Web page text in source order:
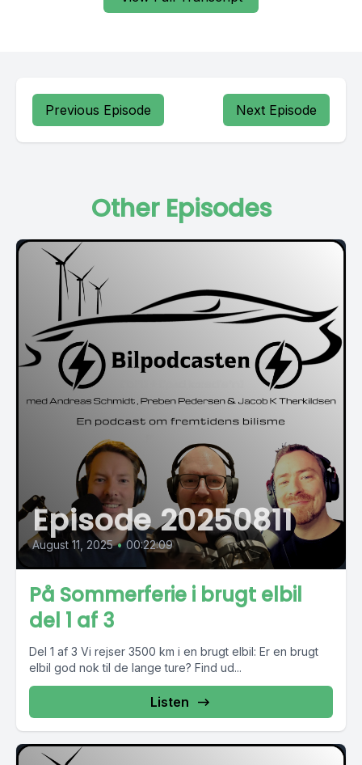
Previous Episode Next Episode
Other Episodes
Episode 20250811
August 11, 2025 • 00:22:09
På Sommerferie i brugt elbil
del 1 af 3
Del 1 af 3 Vi rejser 3500 km i en brugt elbil: Er en brugt
elbil god nok til de lange ture? Find ud...
Listen